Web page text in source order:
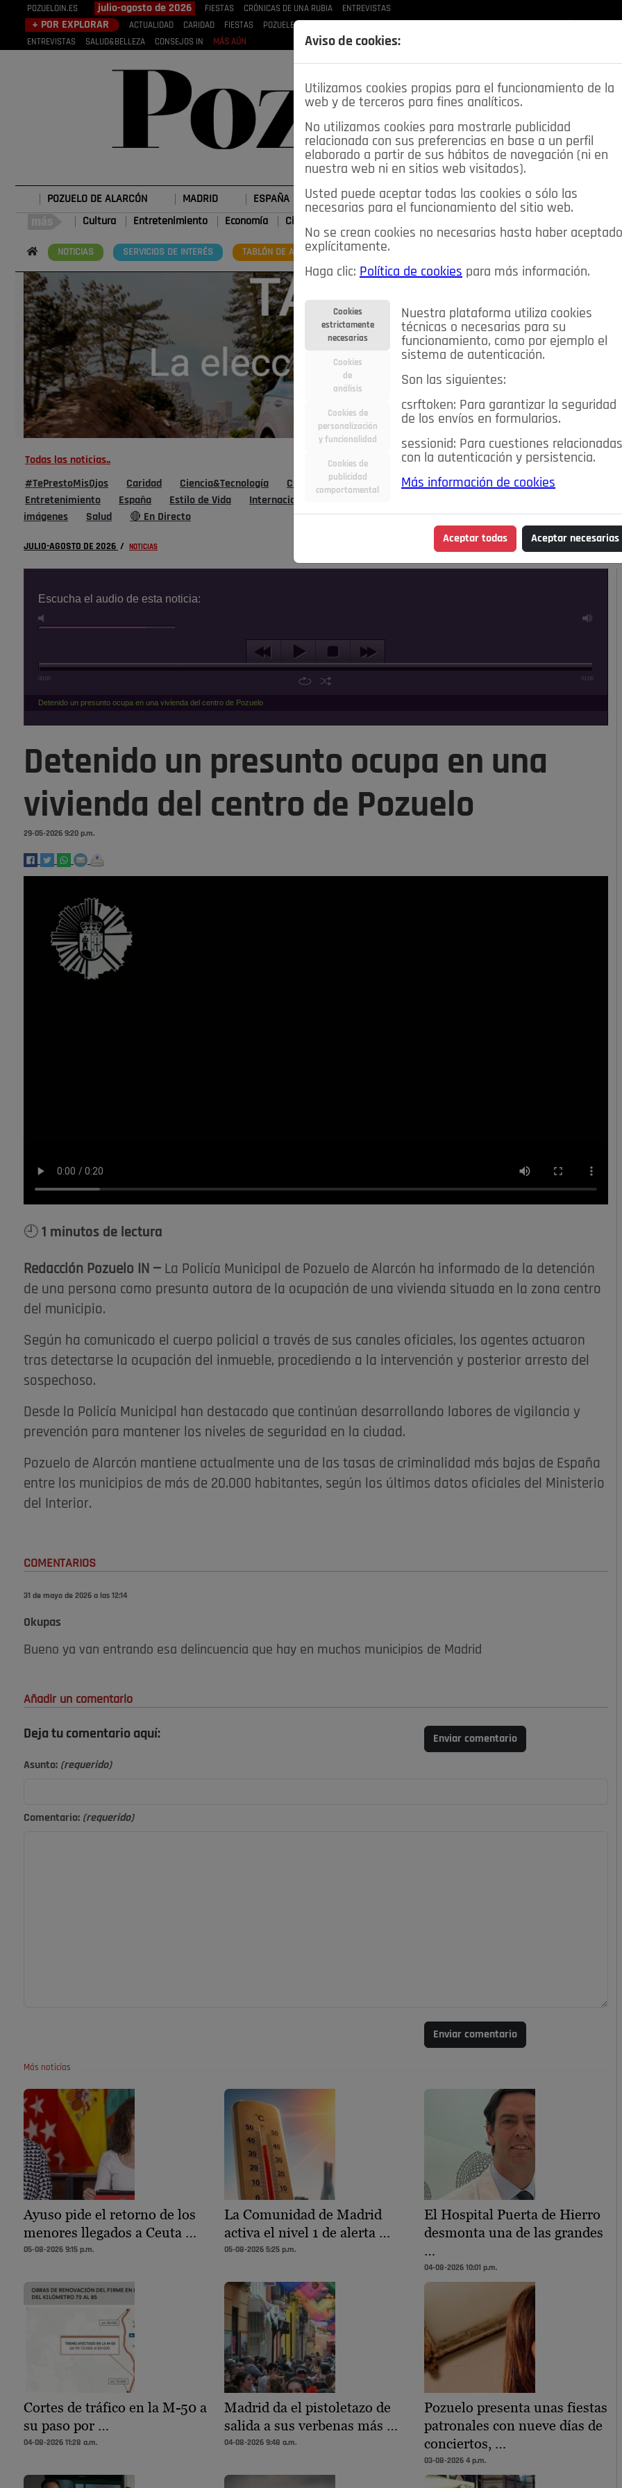
POZUELOIN.ES julio-agosto de 2026 FIESTAS CRÓNICAS DE UNA RUBIA ENTREVISTAS
+ POR EXPLORAR ACTUALIDAD CARIDAD FIESTAS POZUELEROS CRÓNICAS DE
ENTREVISTAS
SALUD&BELLEZA CONSEJOS IN MÁS AÚN
POZUELO DE ALARCÓN MADRID ESPAÑA DEPORTES OPINIÓN IN SALUD 🔴 EN DIRECTO
Cultura Entretenimiento Economía Ciencia&Tecnología
NOTICIAS SERVICIOS DE INTERÉS TABLÓN DE ANUNCIOS MIS ANUNCIOS
Todas las noticias..
#TePrestoMisOjos Caridad Ciencia&Tecnología Cultura Deportes Economía
Educación
Entretenimiento
España Estilo de Vida Internacional
imágenes
Salud 🔴 En Directo
JULIO-AGOSTO DE 2026 / NOTICIAS
Escucha el audio de esta noticia:
00:00 01:06
Detenido un presunto ocupa en una vivienda del centro de Pozuelo
Detenido un presunto ocupa en una
vivienda del centro de Pozuelo
29-05-2026 9:20 p.m.
🕘 1 minutos de lectura
Redacción Pozuelo IN — La Policía Municipal de Pozuelo de Alarcón ha informado de la detención
de una persona como presunta autora de la ocupación de una vivienda situada en la zona centro
del municipio.
Según ha comunicado el cuerpo policial a través de sus canales oficiales, los agentes actuaron
tras detectarse la ocupación del inmueble, procediendo a la intervención y posterior arresto del
sospechoso.
Desde la Policía Municipal han destacado que continúan desarrollando labores de vigilancia y
prevención para mantener los niveles de seguridad en la ciudad.
Pozuelo de Alarcón mantiene actualmente una de las tasas de criminalidad más bajas de España
entre los municipios de más de 20.000 habitantes, según los últimos datos oficiales del Ministerio
del Interior.
COMENTARIOS
31 de mayo de 2026 a las 12:14
Okupas
Bueno ya van entrando esa delincuencia que hay en muchos municipios de Madrid
Añadir un comentario
Deja tu comentario aquí: Enviar comentario
Asunto: (requerido)
Comentario: (requerido)
Enviar comentario
Más noticias
Ayuso pide el retorno de los
menores llegados a Ceuta …
05-08-2026 9:15 p.m.
La Comunidad de Madrid
activa el nivel 1 de alerta …
05-08-2026 5:25 p.m.
El Hospital Puerta de Hierro
desmonta una de las grandes
…
04-08-2026 10:01 p.m.
Cortes de tráfico en la M-50 a
su paso por …
04-08-2026 11:28 a.m.
Madrid da el pistoletazo de
salida a sus verbenas más …
04-08-2026 9:48 a.m.
Pozuelo presenta unas fiestas
patronales con nueve días de
conciertos, …
03-08-2026 4 p.m.
Aviso de cookies:
Utilizamos cookies propias para el funcionamiento de la
web y de terceros para fines analíticos.
No utilizamos cookies para mostrarle publicidad
relacionada con sus preferencias en base a un perfil
elaborado a partir de sus hábitos de navegación (ni en
nuestra web ni en sitios web visitados).
Usted puede aceptar todas las cookies o sólo las
necesarias para el funcionamiento del sitio web.
No se crean cookies no necesarias hasta haber aceptado
explícitamente.
Haga clic: Política de cookies para más información.
Cookies
estrictamente
necesarias
Cookies
de
análisis
Cookies de
personalización
y funcionalidad
Cookies de
publicidad
comportamental
Nuestra plataforma utiliza cookies
técnicas o necesarias para su
funcionamiento, como por ejemplo el
sistema de autenticación.
Son las siguientes:
csrftoken: Para garantizar la seguridad
de los envíos en formularios.
sessionid: Para cuestiones relacionadas
con la autenticación y persistencia.
Más información de cookies
Aceptar todas Aceptar necesarias